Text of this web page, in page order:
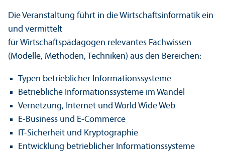
Die Veranstaltung führt in die Wirtschaftsinformatik ein
und vermittelt
für Wirtschaftspädagogen relevantes Fachwissen
(Modelle, Methoden, Techniken) aus den Bereichen:
Typen betrieblicher Informationssysteme
Betriebliche Informationssysteme im Wandel
Vernetzung, Internet und World Wide Web
E-Business und E-Commerce
IT-Sicherheit und Kryptographie
Entwicklung betrieblicher Informationssysteme